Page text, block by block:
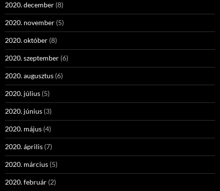
2020. december (8)
2020. november (5)
2020. október (8)
2020. szeptember (6)
2020. augusztus (6)
2020. július (5)
2020. június (3)
2020. május (4)
2020. április (7)
2020. március (5)
2020. február (2)